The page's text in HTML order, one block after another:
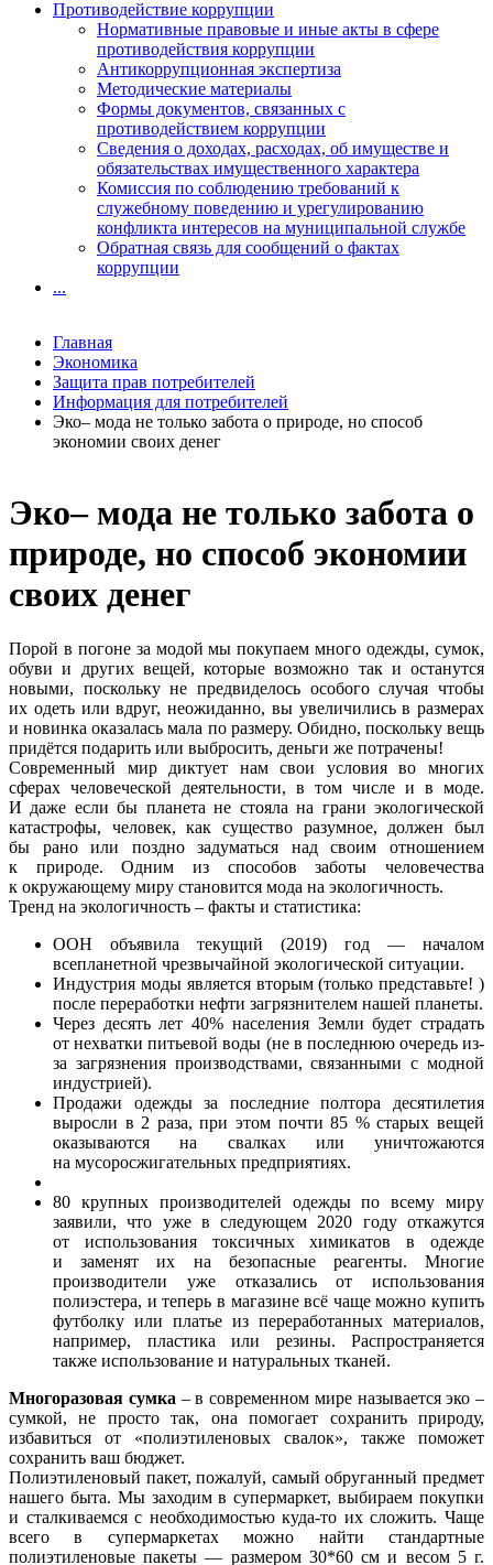
Эко– мода не только забота о
природе, но способ экономии
своих денег
Порой в погоне за модой мы покупаем много одежды, сумок,
обуви и других вещей, которые возможно так и останутся
новыми, поскольку не предвиделось особого случая чтобы
их одеть или вдруг, неожиданно, вы увеличились в размерах
и новинка оказалась мала по размеру. Обидно, поскольку вещь
придётся подарить или выбросить, деньги же потрачены!
Современный мир диктует нам свои условия во многих
сферах человеческой деятельности, в том числе и в моде.
И даже если бы планета не стояла на грани экологической
катастрофы, человек, как существо разумное, должен был
бы рано или поздно задуматься над своим отношением
к природе. Одним из способов заботы человечества
к окружающему миру становится мода на экологичность.
Тренд на экологичность – факты и статистика:
ООН объявила текущий (2019) год — началом
всепланетной чрезвычайной экологической ситуации.
Индустрия моды является вторым (только представьте! )
после переработки нефти загрязнителем нашей планеты.
Через десять лет 40% населения Земли будет страдать
от нехватки питьевой воды (не в последнюю очередь из-
за загрязнения производствами, связанными с модной
индустрией).
Продажи одежды за последние полтора десятилетия
выросли в 2 раза, при этом почти 85 % старых вещей
оказываются на свалках или уничтожаются
на мусоросжигательных предприятиях.
80 крупных производителей одежды по всему миру
заявили, что уже в следующем 2020 году откажутся
от использования токсичных химикатов в одежде
и заменят их на безопасные реагенты. Многие
производители уже отказались от использования
полиэстера, и теперь в магазине всё чаще можно купить
футболку или платье из переработанных материалов,
например, пластика или резины. Распространяется
также использование и натуральных тканей.
Многоразовая сумка – в современном мире называется эко –
сумкой, не просто так, она помогает сохранить природу,
избавиться от «полиэтиленовых свалок», также поможет
сохранить ваш бюджет.
Полиэтиленовый пакет, пожалуй, самый обруганный предмет
нашего быта. Мы заходим в супермаркет, выбираем покупки
и сталкиваемся с необходимостью куда-то их сложить. Чаще
всего в супермаркетах можно найти стандартные
полиэтиленовые пакеты — размером 30*60 см и весом 5 г.
Противодействие коррупции
Нормативные правовые и иные акты в сфере
противодействия коррупции
Антикоррупционная экспертиза
Методические материалы
Формы документов, связанных с
противодействием коррупции
Сведения о доходах, расходах, об имуществе и
обязательствах имущественного характера
Комиссия по соблюдению требований к
служебному поведению и урегулированию
конфликта интересов на муниципальной службе
Обратная связь для сообщений о фактах
коррупции
...
Главная
Экономика
Защита прав потребителей
Информация для потребителей
Эко– мода не только забота о природе, но способ
экономии своих денег